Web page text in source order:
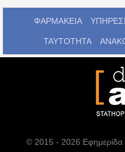
ΦΑΡΜΑΚΕΙΑ
ΤΑΥΤΟΤΗΤΑ
© 2015 - 2026